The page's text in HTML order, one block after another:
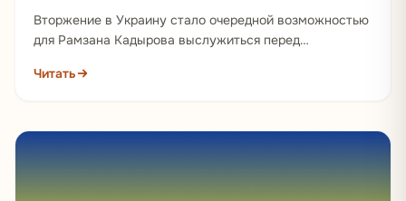
Вторжение в Украину стало очередной возможностью
для Рамзана Кадырова выслужиться перед
Чечне. Глава региона старался…
Читать